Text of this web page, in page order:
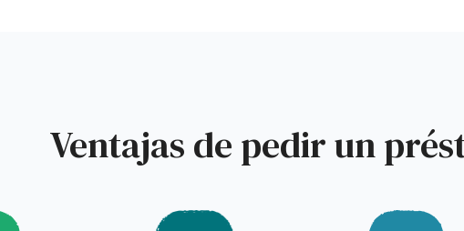
Ventajas de pedir un